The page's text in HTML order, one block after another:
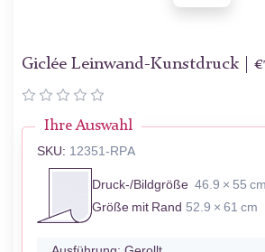
Giclée Leinwand-Kunstdruck | €
Ihre Auswahl
SKU: 12351-RPA
Druck-/Bildgröße 46.9 × 55 cm
Größe mit Rand 52.9 × 61 cm